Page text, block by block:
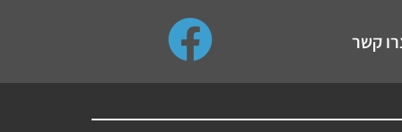
up and down arrows to review and enter to go to the
קשר